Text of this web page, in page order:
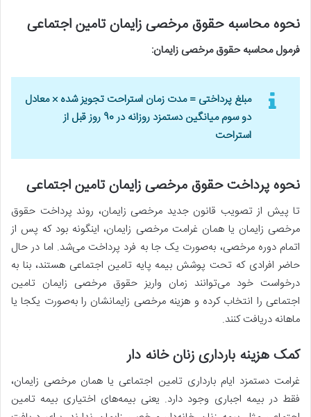
نحوه محاسبه حقوق مرخصی زایمان تامین اجتماعی
فرمول محاسبه حقوق مرخصی زایمان:
مبلغ پرداختی = مدت زمان استراحت تجویز شده × معادل
دو سوم میانگین دستمزد روزانه در 90 روز قبل از
استراحت
نحوه پرداخت حقوق مرخصی زایمان تامین اجتماعی
تا پیش از تصویب قانون جدید مرخصی زایمان، روند پرداخت حقوق
مرخصی زایمان یا همان غرامت مرخصی زایمان، اینگونه بود که پس از
اتمام دوره مرخصی، به‌صورت یک جا به فرد پرداخت می‌شد. اما در حال
حاضر افرادی که تحت پوشش بیمه پایه تامین اجتماعی هستند، بنا به
درخواست خود می‌توانند زمان واریز حقوق مرخصی زایمان تامین
اجتماعی را انتخاب کرده و هزینه مرخصی زایمانشان را به‌صورت یکجا یا
ماهانه دریافت کنند.
کمک هزینه بارداری زنان خانه دار
غرامت دستمزد ایام بارداری تامین اجتماعی یا همان مرخصی زایمان،
فقط در بیمه اجباری وجود دارد. یعنی بیمه‌های اختیاری بیمه تامین